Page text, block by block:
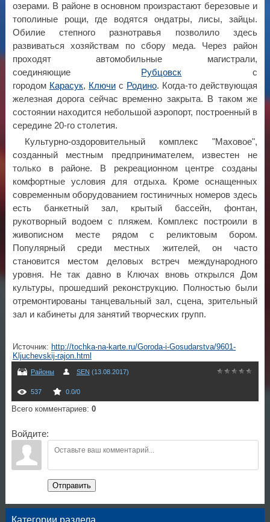
озерами. В районе в основном произрастают березовые и
тополиные рощи, где водятся ондатры, лисы, зайцы.
Обилие степного разнотравья позволило здесь
развиваться хозяйствам по сбору меда. Через район
проходят автомобильные магистрали,
соединяющие Рубцовск с
городом Карасук, Ключис Родино. Когда-то действующая
железная дорога сейчас временно закрыта. В таком же
состоянии находится небольшой аэропорт, построенный в
середине 20-го столетия.
Культурно-оздоровительный комплекс "Маховое",
созданный местным предпринимателем, известен не
только в районе. В рекреационном центре созданы
комфортные условия для отдыха. Кроме оснащенных
современным оборудованием гостиничных номеров здесь
есть банкетный зал, крытый бассейн, фонтан,
рукотворный водоем с пляжем. Комплекс построили в
живописном месте рядом с реликтовым бором.
Популярный среди местных жителей, он часто
становится местом деловых встреч международного
уровня. Не так давно в Ключах вновь открылся Дом
культуры, прошедший реконструкцию. Полностью были
отремонтированы танцевальный зал, сцена, зрительный
зал и кабинеты для занятий творческих групп.
Источник: http://tochka-na-karte.ru/Goroda-i-Gosudarstva/9601-
Kljuchevskij-rajon.html
Районы SEN (13.08.2017)
537 0.0/0
Всего комментариев: 0
Войдите:
Отправить
Категории раздела